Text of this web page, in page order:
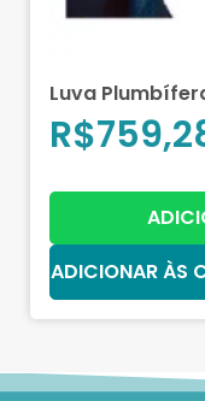
Luva
R$
ADICIONAR ÀS